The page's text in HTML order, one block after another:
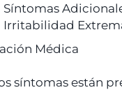
Síntomas
Irritabilidad
Médica
síntomas están